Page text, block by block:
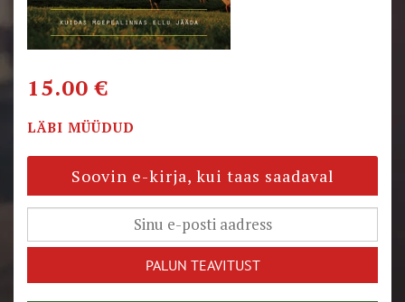
15.00€
LÄBI MÜÜDUD
Soovin e-kirja, kui taas saadaval